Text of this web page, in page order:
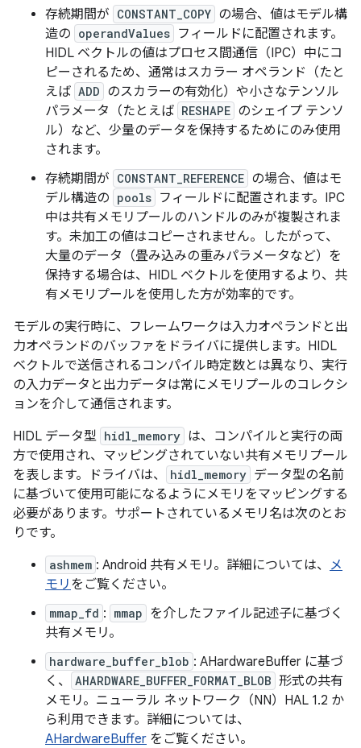
存続期間が CONSTANT_COPY の場合、値はモデル構
造の operandValues フィールドに配置されます。
HIDL ベクトルの値はプロセス間通信（IPC）中にコ
ピーされるため、通常はスカラー オペランド（たと
えば ADD のスカラーの有効化）や小さなテンソル
パラメータ（たとえば RESHAPE のシェイプ テンソ
ル）など、少量のデータを保持するためにのみ使用
されます。
存続期間が CONSTANT_REFERENCE の場合、値はモ
デル構造の pools フィールドに配置されます。IPC
中は共有メモリプールのハンドルのみが複製されま
す。未加工の値はコピーされません。したがって、
大量のデータ（畳み込みの重みパラメータなど）を
保持する場合は、HIDL ベクトルを使用するより、共
有メモリプールを使用した方が効率的です。
モデルの実行時に、フレームワークは入力オペランドと出
力オペランドのバッファをドライバに提供します。HIDL
ベクトルで送信されるコンパイル時定数とは異なり、実行
の入力データと出力データは常にメモリプールのコレクシ
ョンを介して通信されます。
HIDL データ型 hidl_memory は、コンパイルと実行の両
方で使用され、マッピングされていない共有メモリプール
を表します。ドライバは、
hidl_memory データ型の名前
に基づいて使用可能になるようにメモリをマッピングする
必要があります。サポートされているメモリ名は次のとお
りです。
ashmem : Android 共有メモリ。詳細については、 メ
モリ をご覧ください。
mmap_fd : mmap を介したファイル記述子に基づく
共有メモリ。
hardware_buffer_blob : AHardwareBuffer に基づ
く、
AHARDWARE_BUFFER_FORMAT_BLOB 形式の共有
メモリ。ニューラル ネットワーク（NN）HAL 1.2 か
ら利用できます。詳細については、
AHardwareBuffer をご覧ください。